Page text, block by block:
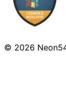
© 2026